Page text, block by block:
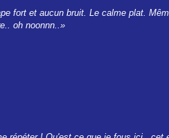
fort et aucun bruit. Le calme plat.
oh noonnn..»